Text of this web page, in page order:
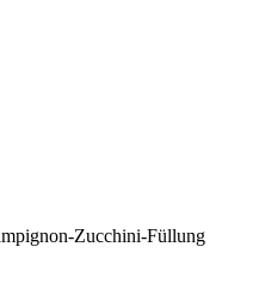
Zucchini-Füllung